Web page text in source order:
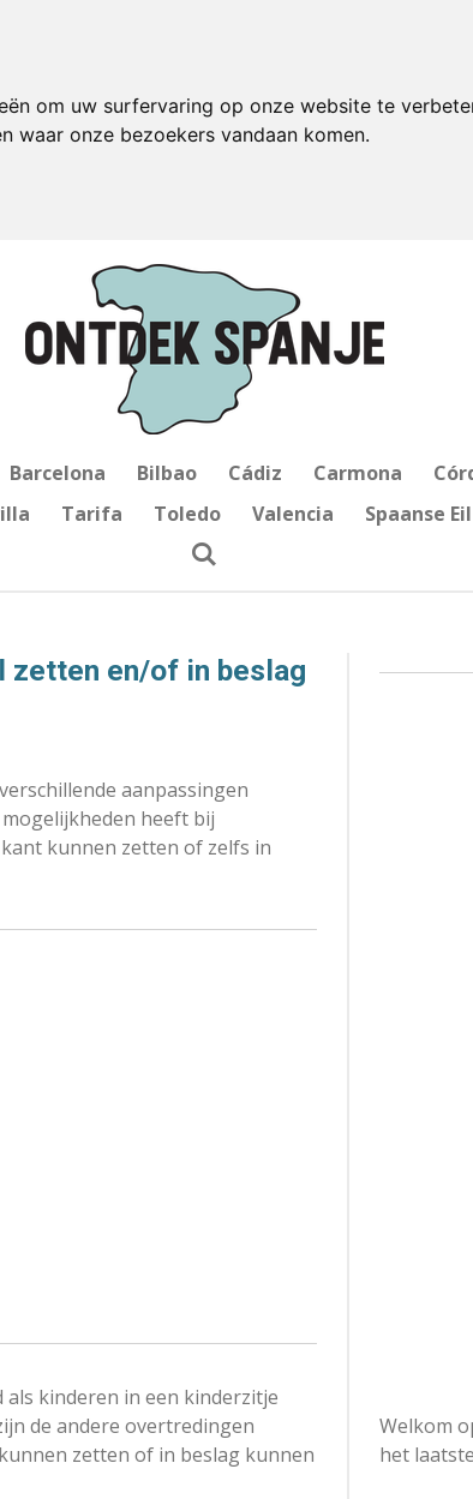
om uw surfervaring op onze website te
waar onze bezoekers vandaan komen.
Barcelona Bilbao Cádiz Carmona
Tarifa Toledo Valencia Spaanse
zetten en/of in beslag
aanpassingen
heeft bij
kunnen zetten of zelfs in
kinderen in een kinderzitje
de andere overtredingen
zetten of in beslag kunnen
Welkom
het